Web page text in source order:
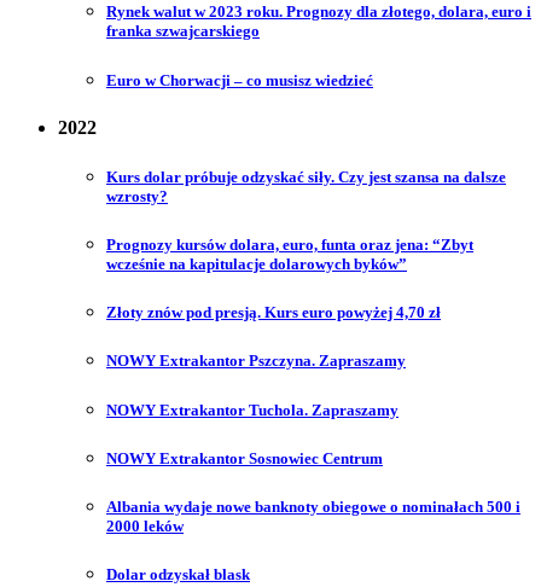
Rynek walut w 2023 roku. Prognozy dla złotego, dolara, euro i
franka szwajcarskiego
Euro w Chorwacji – co musisz wiedzieć
2022
Kurs dolar próbuje odzyskać siły. Czy jest szansa na dalsze
wzrosty?
Prognozy kursów dolara, euro, funta oraz jena: “Zbyt
wcześnie na kapitulacje dolarowych byków”
Złoty znów pod presją. Kurs euro powyżej 4,70 zł
NOWY Extrakantor Pszczyna. Zapraszamy
NOWY Extrakantor Tuchola. Zapraszamy
NOWY Extrakantor Sosnowiec Centrum
Albania wydaje nowe banknoty obiegowe o nominałach 500 i
2000 leków
Dolar odzyskał blask